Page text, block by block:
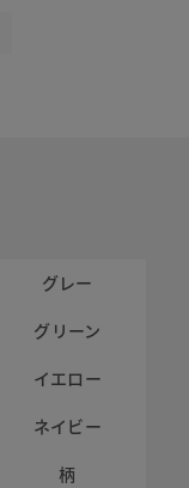
グレー
グリーン
イエロー
ネイビー
柄